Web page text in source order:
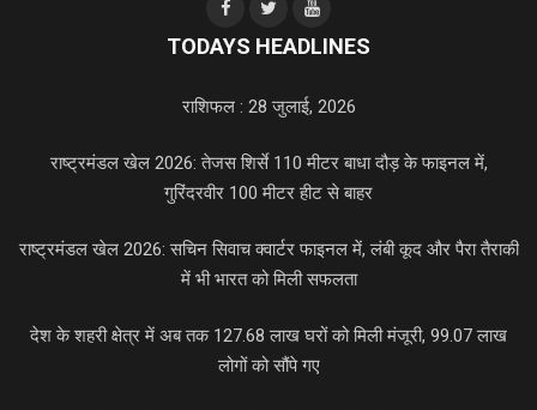
TODAYS HEADLINES
राशिफल : 28 जुलाई, 2026
राष्ट्रमंडल खेल 2026: तेजस शिर्से 110 मीटर बाधा दौड़ के फाइनल में,
गुरिंदरवीर 100 मीटर हीट से बाहर
राष्ट्रमंडल खेल 2026: सचिन सिवाच क्वार्टर फाइनल में, लंबी कूद और पैरा तैराकी
में भी भारत को मिली सफलता
देश के शहरी क्षेत्र में अब तक 127.68 लाख घरों को मिली मंजूरी, 99.07 लाख
लोगों को सौंपे गए